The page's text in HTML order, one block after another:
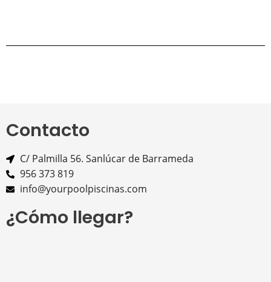
Contacto
C/ Palmilla 56. Sanlúcar de Barrameda
956 373 819
info@yourpoolpiscinas.com
¿Cómo llegar?